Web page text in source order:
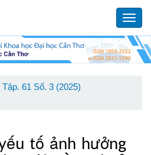
Tập. 61 Số. 3 (2025)
tố ảnh hưởng